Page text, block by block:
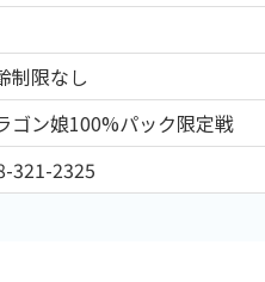
制限なし
ゴン娘100%パック限定戦
321-2325